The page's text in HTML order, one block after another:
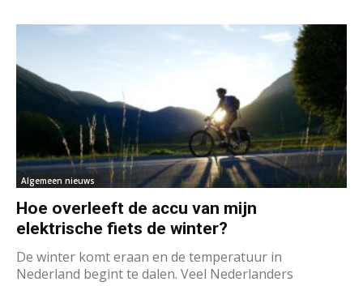
Algemeen nieuws
Hoe overleeft de accu van mijn
elektrische fiets de winter?
De winter komt eraan en de temperatuur in
Nederland begint te dalen. Veel Nederlanders